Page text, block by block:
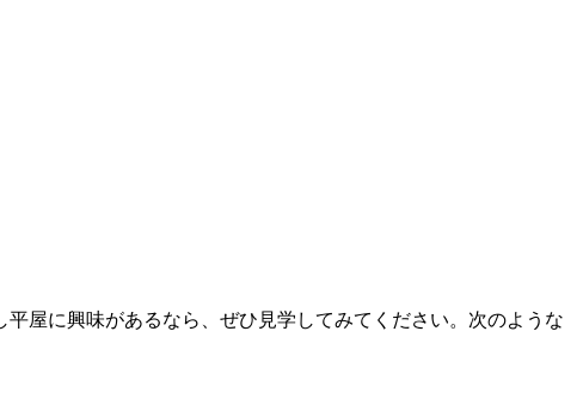
屋に興味があるなら、ぜひ見学してみてください。次のような